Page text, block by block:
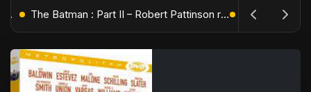
L'Âge de Glace : Le Réveil du Volcan – Manny, Sid et Diego de retour pour une aventure explosive The Batman : Part II – Robert Pattinson replonge dans les ténèbres de Gotham dès octobre 2027